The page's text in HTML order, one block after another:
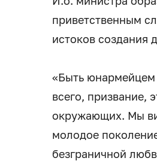
приветственным
истоков создания
«Быть юнармейцем
всего, призвание,
окружающих. Мы
молодое
безграничной